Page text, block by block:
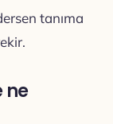
tanıma
ne